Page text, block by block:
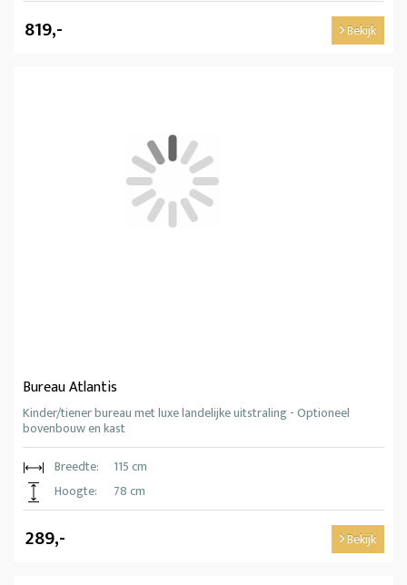
819,- Bekijk
Bureau Atlantis
Kinder/tiener bureau met luxe landelijke uitstraling - Optioneel
bovenbouw en kast
Breedte:
115 cm
Hoogte:
78 cm
289,- Bekijk